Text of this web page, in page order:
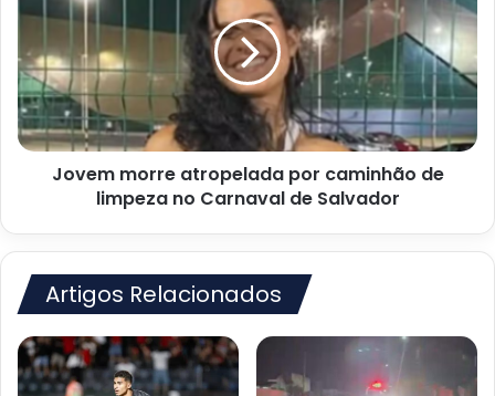
atropelada
caminhão
de
limpeza
no
Carnaval
Jovem morre atropelada por caminhão de
limpeza no Carnaval de Salvador
Artigos Relacionados